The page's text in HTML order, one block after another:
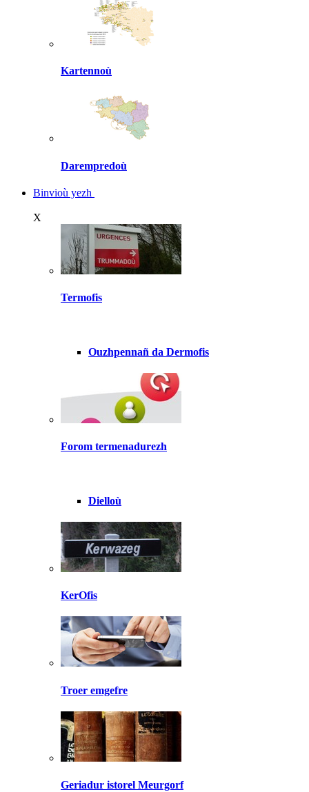
Kartennoù
Darempredoù
Binvioù yezh
X
Termofis
Ouzhpennañ da Dermofis
Forom termenadurezh
Dielloù
KerOfis
Troer emgefre
Geriadur istorel Meurgorf